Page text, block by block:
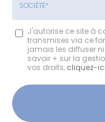
SociétéJ'autorise ce site à
transmises via ce
jamais les diffuser
savoir + sur la
vos droits, cliquez-ici
Acceptation
RGPD
*